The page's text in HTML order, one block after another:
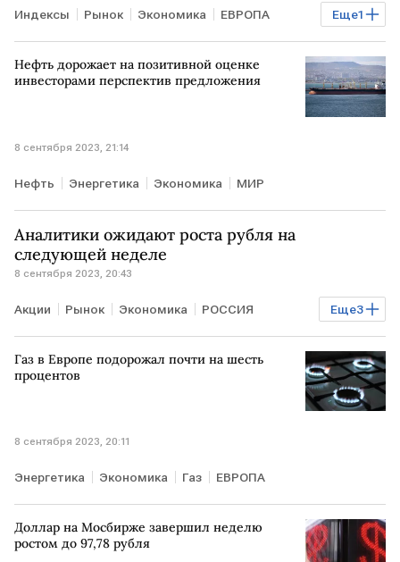
Еще1
Индексы Рынок Экономика ЕВРОПА
фондовые индексы
Нефть дорожает на позитивной оценке
инвесторами перспектив предложения
8 сентября 2023, 21:14
Нефть Энергетика Экономика МИР
Аналитики ожидают роста рубля на
следующей неделе
8 сентября 2023, 20:43
Еще3
Акции Рынок Экономика РОССИЯ
российский рынок акций рубль
Курсы валют
Газ в Европе подорожал почти на шесть
процентов
8 сентября 2023, 20:11
Энергетика Экономика Газ ЕВРОПА
Доллар на Мосбирже завершил неделю
ростом до 97,78 рубля